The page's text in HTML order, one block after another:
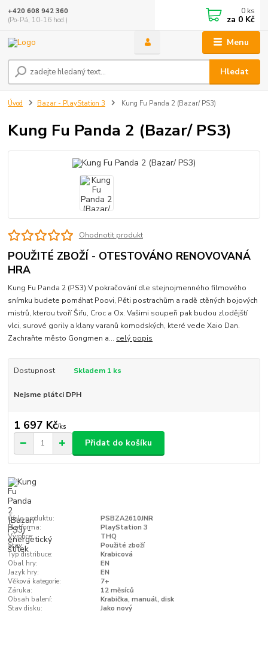
Menu
Hledat
+420 608 942 360
(Po-Pá, 10-16 hod.)
0 ks
za 0 Kč
Úvod Bazar - PlayStation 3 Kung Fu Panda 2 (Bazar/ PS3)
Kung Fu Panda 2 (Bazar/ PS3)
Ohodnotit produkt
POUŽITÉ ZBOŽÍ - OTESTOVÁNO RENOVOVANÁ
HRA
Kung Fu Panda 2 (PS3):V pokračování dle stejnojmenného filmového
snímku budete pomáhat Poovi, Pěti postrachům a radě ctěných bojových
mistrů, kterou tvoří Šifu, Croc a Ox. Vašimi soupeři pak budou zlodějští
vlci, surové gorily a klany varanů komodských, které vede Xaio Dan.
Zachraňte město Gongmen a... celý popis
Dostupnost Skladem 1 ks
Nejsme plátci DPH
1 697 Kč/ks
Přidat do košíku
Číslo produktu:
PSBZA2610JNR
Platforma:
PlayStation 3
Výrobce:
THQ
Stav:
Použité zboží
Typ distribuce:
Krabicová
Obal hry:
EN
Jazyk hry:
EN
Věková kategorie:
7+
Záruka:
12 měsíců
Obsah balení:
Krabička, manuál, disk
Stav disku:
Jako nový